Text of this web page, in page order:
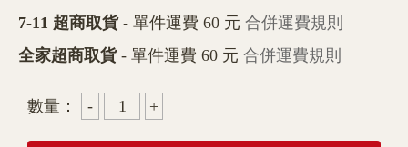
7-11 超商取貨- 單件運費 60 元 合併運費規則
全家超商取貨- 單件運費 60 元 合併運費規則
數量：